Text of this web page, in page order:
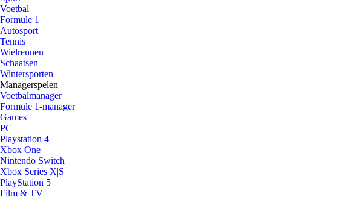
Voetbal
Formule 1
Autosport
Tennis
Wielrennen
Schaatsen
Wintersporten
Managerspelen
Voetbalmanager
Formule 1-manager
Games
PC
Playstation 4
Xbox One
Nintendo Switch
Xbox Series X|S
PlayStation 5
Film & TV